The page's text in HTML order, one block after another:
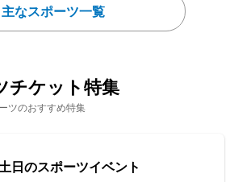
主なスポーツ一覧
チケット特集
ツのおすすめ特集
日のスポーツイベント